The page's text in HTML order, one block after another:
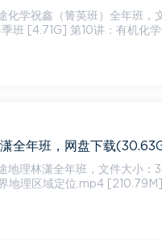
鑫（箐英班）全年班，文件大小：
班 [4.71G] 第10讲：有机化
全年班，网盘下载
年班，文件大小：30.63G 2023高二高途
地理区域定位.mp4